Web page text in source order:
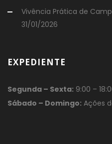
Vivência Prática de
31/01/2026
EXPEDIENTE
Segunda – Sexta: 9:00 –
Sábado – Domingo: Ações